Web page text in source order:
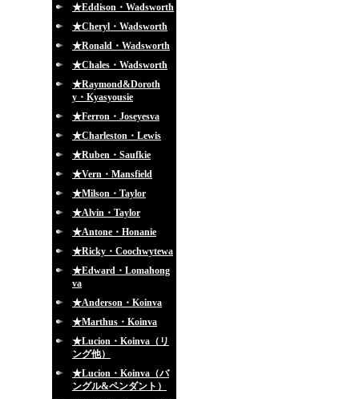
★Eddison・Wadsworth
★Cheryl・Wadsworth
★Ronald・Wadsworth
★Chales・Wadsworth
★Raymond&Doroth
y・Kyasyousie
★Ferron・Joseyesva
★Charleston・Lewis
★Ruben・Saufkie
★Vern・Mansfield
★Milson・Taylor
★Alvin・Taylor
★Antone・Honanie
★Ricky・Coochwytewa
★Edward・Lomahong
va
★Anderson・Koinva
★Marthus・Koinva
★Lucion・Koinva（リ
ング他）
★Lucion・Koinva（バ
ングル&ペンダント）